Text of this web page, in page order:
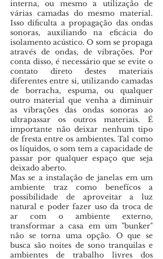
interna, ou mesmo a utilização de
várias camadas do mesmo material.
Isso dificulta a propagação das ondas
sonoras, auxiliando na eficácia do
isolamento acústico. O som se propaga
através de ondas, de vibrações. Por
conta disso, é necessário que se evite o
contato direto destes materiais
diferentes entre si, utilizando camadas
de borracha, espuma, ou qualquer
outro material que venha a diminuir
as vibrações das ondas sonoras ao
ultrapassar os outros materiais. É
importante não deixar nenhum tipo
de fresta entre os ambientes. Tal como
os líquidos, o som tem a capacidade de
passar por qualquer espaço que seja
deixado aberto.
Mas se a instalação de janelas em um
ambiente traz como benefícos a
possibilidade de aproveitar a luz
natural e poder fazer uso da troca de
ar com o ambiente externo,
transformar a casa em um "bunker"
não se torna uma opção. O que se
busca são noites de sono tranquilas e
ambientes de trabalho livres dos